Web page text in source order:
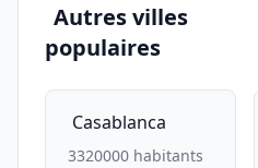
Autres villes
populaires
Casablanca
3320000 habitants